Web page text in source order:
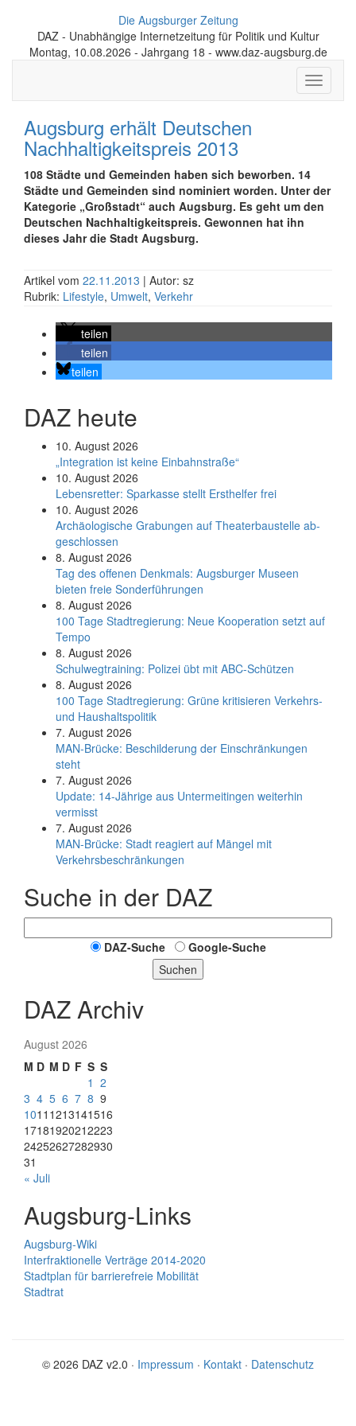
Die Augsburger Zeitung
DAZ - Unabhängige Internetzeitung für Politik und Kultur
Montag, 10.08.2026 - Jahrgang 18 - www.daz-augsburg.de
Toggle
Augsburg erhält Deutschen
Nachhaltigkeitspreis 2013
108 Städte und Gemeinden haben sich beworben. 14
Städte und Gemeinden sind nominiert worden. Unter der
Kategorie „Großstadt“ auch Augsburg. Es geht um den
Deutschen Nachhaltigkeitspreis. Gewonnen hat ihn
dieses Jahr die Stadt Augsburg.
Artikel vom 22.11.2013 | Autor: sz
Rubrik: Lifestyle, Umwelt, Verkehr
teilen
teilen
teilen
DAZ heute
10. August 2026
„Integration ist keine Einbahnstraße“
10. August 2026
Le­bens­ret­ter: Spar­kas­se stellt Erst­hel­fer frei
10. August 2026
Ar­chäo­lo­gi­sche Gra­bun­gen auf Thea­ter­bau­stel­le ab­
ge­schlos­sen
8. August 2026
Tag des offenen Denkmals: Augsburger Museen
bieten freie Sonderführungen
8. August 2026
100 Tage Stadtregierung: Neue Kooperation setzt auf
Tempo
8. August 2026
Schul­weg­trai­ning: Poli­zei übt mit ABC-Schüt­zen
8. August 2026
100 Tage Stadtregierung: Grüne kritisieren Verkehrs-
und Haushaltspolitik
7. August 2026
MAN-Brücke: Beschilderung der Einschränkungen
steht
7. August 2026
Update: 14-Jährige aus Untermeitingen weiterhin
vermisst
7. August 2026
MAN-Brücke: Stadt reagiert auf Mängel mit
Verkehrsbeschränkungen
Suche in der DAZ
DAZ-Suche
Google-Suche
Suchen
DAZ Archiv
August 2026
M D M D F S S
1 2
3 4 5 6 7 8 9
1011 1213141516
17181920212223
24252627282930
31
« Juli
Augsburg-Links
Augsburg-Wiki
Interfraktionelle Verträge 2014-2020
Stadtplan für barrierefreie Mobilität
Stadtrat
© 2026 DAZ v2.0 · Impressum · Kontakt · Datenschutz